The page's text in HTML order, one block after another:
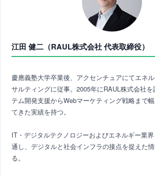
江田 健二（RAUL株式会社 代表取締役）
慶應義塾大学卒業後、アクセンチュアにてエネ
サルティングに従事。2005年にRAUL株式会社
テム開発支援からWebマーケティング戦略まで
てきた実績を持つ。
IT・デジタルテクノロジーおよびエネルギー業
通し、デジタルと社会インフラの接点を捉えた
る。